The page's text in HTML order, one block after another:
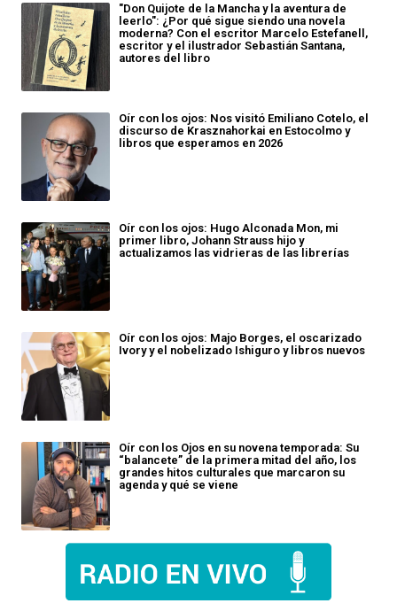
"Don Quijote de la Mancha y la aventura de
leerlo": ¿Por qué sigue siendo una novela
moderna? Con el escritor Marcelo Estefanell,
escritor y el ilustrador Sebastián Santana,
autores del libro
Oír con los ojos: Nos visitó Emiliano Cotelo, el
discurso de Krasznahorkai en Estocolmo y
libros que esperamos en 2026
Oír con los ojos: Hugo Alconada Mon, mi
primer libro, Johann Strauss hijo y
actualizamos las vidrieras de las librerías
Oír con los ojos: Majo Borges, el oscarizado
Ivory y el nobelizado Ishiguro y libros nuevos
Oír con los Ojos en su novena temporada: Su
“balancete” de la primera mitad del año, los
grandes hitos culturales que marcaron su
agenda y qué se viene